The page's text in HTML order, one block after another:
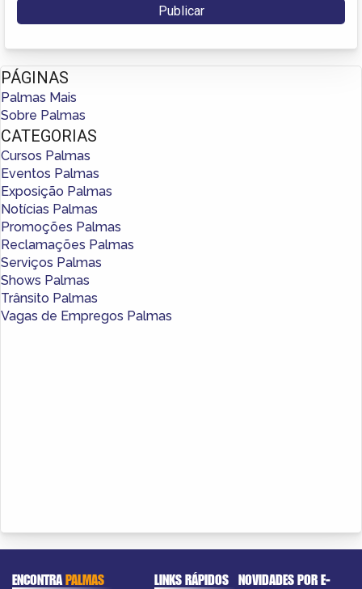
PÁGINAS
Palmas Mais
Sobre Palmas
CATEGORIAS
Cursos Palmas
Eventos Palmas
Exposição Palmas
Notícias Palmas
Promoções Palmas
Reclamações Palmas
Serviços Palmas
Shows Palmas
Trânsito Palmas
Vagas de Empregos Palmas
ENCONTRAPALMAS LINKS RÁPIDOS NOVIDADES POR E-